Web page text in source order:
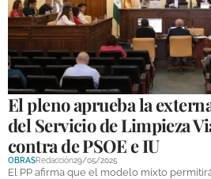
El pleno aprueba la
del Servicio de Limpieza
contra de PSOE e IU
OBRASRedacción29/05/2025
El PP afirma que el modelo mixto